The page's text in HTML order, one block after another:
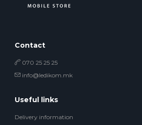
Contact
070 25 25 25
info@ledikom.mk
Useful links
Delivery information